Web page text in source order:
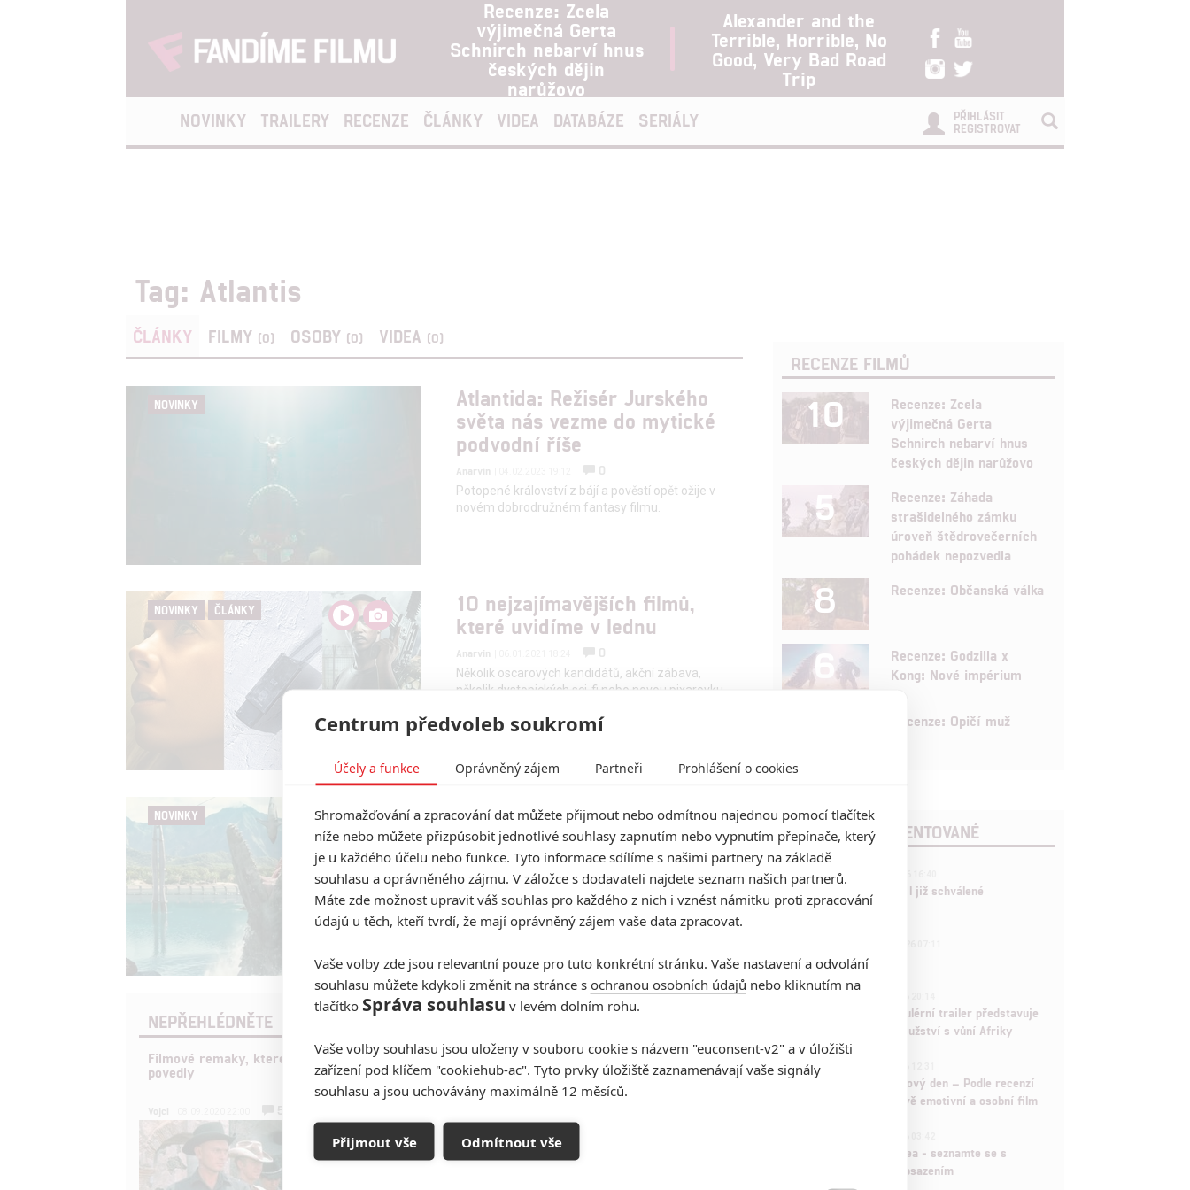
Recenze: Zcela
výjimečná Gerta
Schnirch nebarví hnus
českých dějin
narůžovo
Alexander and the
Terrible, Horrible, No
Good, Very Bad Road
Trip
NOVINKY TRAILERY RECENZE ČLÁNKY VIDEA DATABÁZE SERIÁLY
PŘIHLÁSIT
REGISTROVAT
Tag: Atlantis
ČLÁNKY FILMY (0) OSOBY (0) VIDEA (0)
NOVINKY
Atlantida: Režisér Jurského
světa nás vezme do mytické
podvodní říše
Anarvin
0
Potopené království z bájí a pověstí opět ožije v
novém dobrodružném fantasy filmu.
NOVINKY ČLÁNKY
10 nejzajímavějších filmů,
které uvidíme v lednu
Anarvin
0
Několik oscarových kandidátů, akční zábava,
několik dystopických sci-fi nebo novou pixarovku
NOVINKY
Režisér Jurského světa se ve
svém dalším filmu podívá do
bájné Atlantidy
Prokopio | 29.06.2020 12:04
0
Atlantis představí vzkvétající civilizaci, která se
ještě neocitla pod hladinou moře.
NEPŘEHLÉDNĚTE
Filmové remaky, které se až překvapivě
povedly
Za málo peněz hodně muziky aneb levné
filmy, které extrémně vydělaly
RECENZE FILMŮ
10
Recenze: Zcela
výjimečná Gerta
Schnirch nebarví hnus
českých dějin narůžovo
5
Recenze: Záhada
strašidelného zámku
úroveň štědrovečerních
pohádek nepozvedla
8 Recenze: Občanská válka
6
Recenze: Godzilla x
Kong: Nové impérium
Recenze: Opičí muž
POSLEDNÍ KOMENTOVANÉ
3 ČLÁNEK | 01.08.2026 16:40
Marvel nečekaně zrušil již schválené
pokračování
拆彈專家
1
Děti krve a kostí: Regulérní trailer představuje
akční fantasy dobrodružství s vůní Afriky
1
Spider-Man: Zbrusu nový den – Podle recenzí
máme čekat překvapivě emotivní a osobní film
Velké preview: Odyssea - seznamte se s
maximálně nabitým obsazením
Centrum předvoleb soukromí
Účely a funkce Oprávněný zájem Partneři Prohlášení o cookies
Shromažďování a zpracování dat můžete přijmout nebo odmítnou najednou pomocí tlačítek
níže nebo můžete přizpůsobit jednotlivé souhlasy zapnutím nebo vypnutím přepínače, který
je u každého účelu nebo funkce. Tyto informace sdílíme s našimi partnery na základě
souhlasu a oprávněného zájmu. V záložce s dodavateli najdete seznam našich partnerů.
Máte zde možnost upravit váš souhlas pro každého z nich i vznést námitku proti zpracování
údajů u těch, kteří tvrdí, že mají oprávněný zájem vaše data zpracovat.
Vaše volby zde jsou relevantní pouze pro tuto konkrétní stránku. Vaše nastavení a odvolání
souhlasu můžete kdykoli změnit na stránce s ochranou osobních údajů nebo kliknutím na
tlačítko Správa souhlasu v levém dolním rohu.
Vaše volby souhlasu jsou uloženy v souboru cookie s názvem "euconsent-v2" a v úložišti
zařízení pod klíčem "cookiehub-ac". Tyto prvky úložiště zaznamenávají vaše signály
souhlasu a jsou uchovávány maximálně 12 měsíců.
Přijmout vše Odmítnout vše